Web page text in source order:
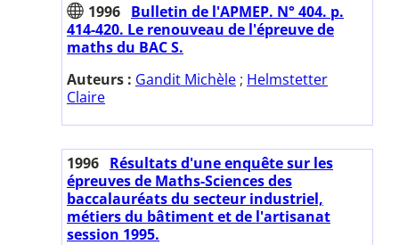
1996 Bulletin de l'APMEP. N° 404. p.
414-420. Le renouveau de l'épreuve de
maths du BAC S.
Auteurs : Gandit Michèle ; Helmstetter
Claire
1996 Résultats d'une enquête sur les
épreuves de Maths-Sciences des
baccalauréats du secteur industriel,
métiers du bâtiment et de l'artisanat
session 1995.